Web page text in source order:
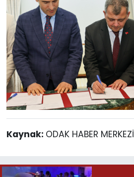
Kaynak: ODAK HABER MERKEZİ